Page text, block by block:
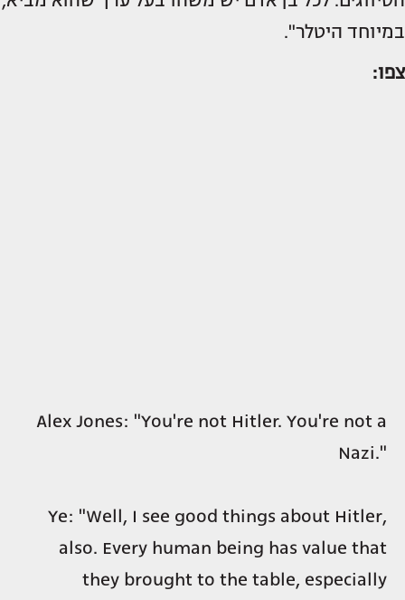
במיוחד היטלר".
צפו:
Alex Jones: "You're not Hitler. You're not a
Nazi."
Ye: "Well, I see good things about Hitler,
also. Every human being has value that
they brought to the table, especially